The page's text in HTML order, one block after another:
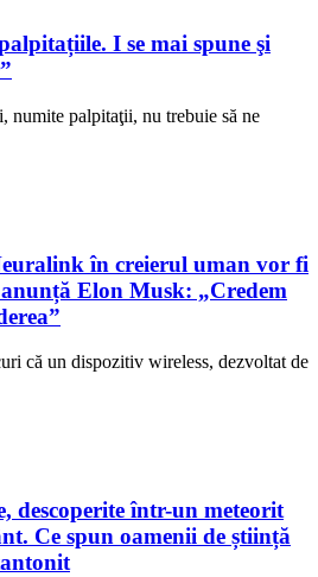
I se mai spune şi
numite palpitaţii, nu trebuie să ne
în creierul uman vor fi
Elon Musk: „Credem
că un dispozitiv wireless, dezvoltat de
descoperite într-un meteorit
Ce spun oamenii de știință